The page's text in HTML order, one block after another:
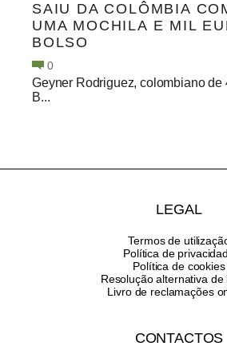
SAIU DA COLÔMBIA
UMA MOCHILA E MIL
BOLSO
0
Geyner Rodriguez, colombiano de
B...
LEGAL
Termos de
Política de
Política de cookies
Resolução alternativa de
Livro de reclamações
CONTACTOS